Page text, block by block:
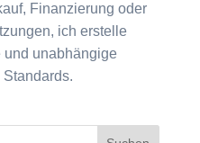
Finanzierung oder
ich erstelle
und unabhängige